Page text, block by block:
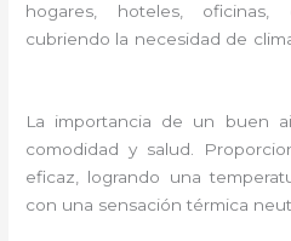
hogares, hoteles, oficinas,
cubriendo la necesidad de
La importancia de un buen
comodidad y salud.
eficaz, logrando una
con una sensación térmica